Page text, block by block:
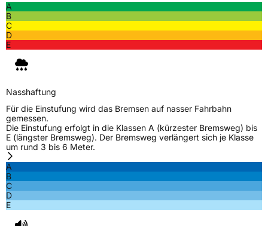
A
B
C
D
E
Nasshaftung
Für die Einstufung wird das Bremsen auf nasser Fahrbahn
gemessen.
Die Einstufung erfolgt in die Klassen A (kürzester Bremsweg) bis
E (längster Bremsweg). Der Bremsweg verlängert sich je Klasse
um rund 3 bis 6 Meter.
A
B
C
D
E